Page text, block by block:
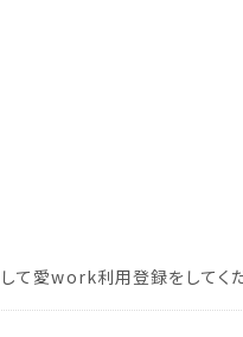
して 愛work利用登録をしてく